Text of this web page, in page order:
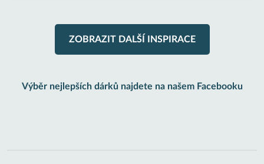
ZOBRAZIT DALŠÍ INSPIRACE
Výběr nejlepších dárků najdete na našem Facebooku